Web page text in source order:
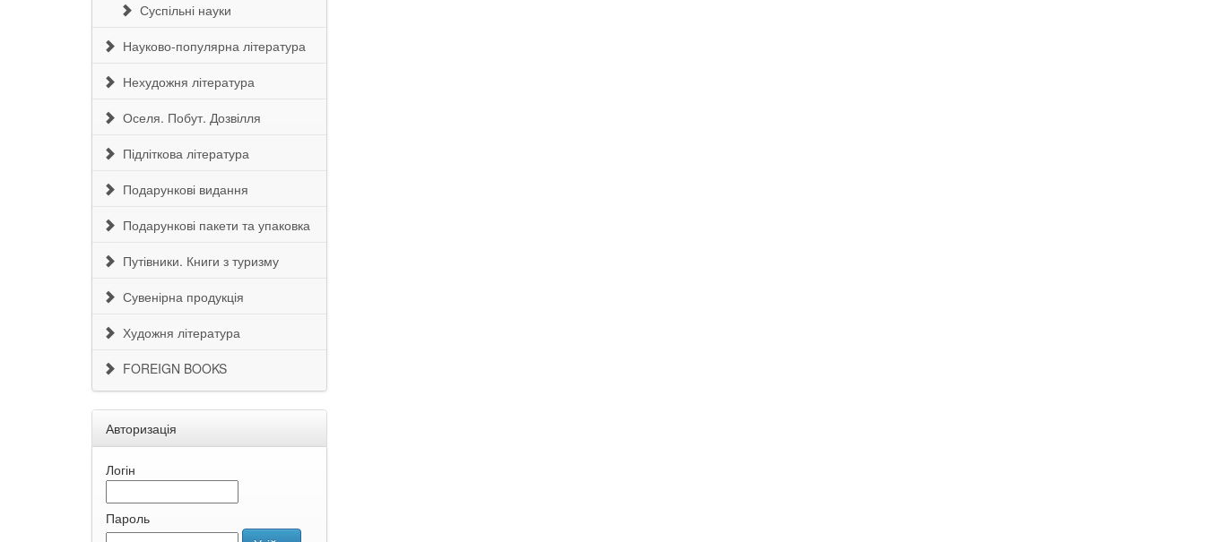
Суспільні науки
Науково-популярна література
Нехудожня література
Оселя. Побут. Дозвілля
Підліткова література
Подарункові видання
Подарункові пакети та упаковка
Путівники. Книги з туризму
Сувенірна продукція
Художня література
FOREIGN BOOKS
Авторизація
Логін
Пароль